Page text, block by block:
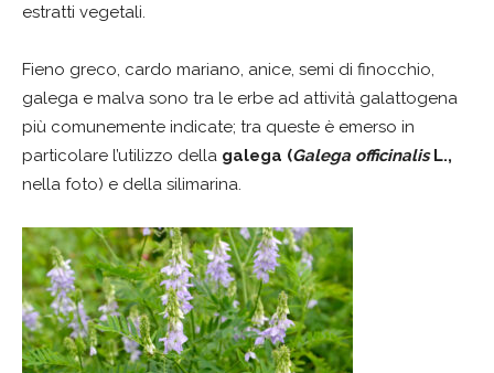
estratti vegetali.
Fieno greco, cardo mariano, anice, semi di finocchio,
galega e malva sono tra le erbe ad attività galattogena
più comunemente indicate; tra queste è emerso in
particolare l’utilizzo della galega (Galega officinalisL.,
nella foto) e della silimarina.